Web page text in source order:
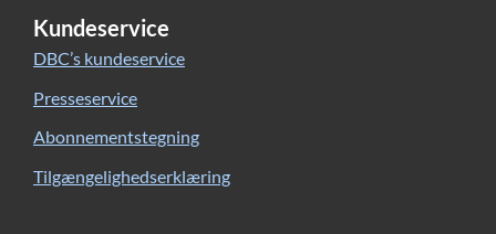
Kundeservice
DBC’s kundeservice
Presseservice
Abonnementstegning
Tilgængelighedserklæring